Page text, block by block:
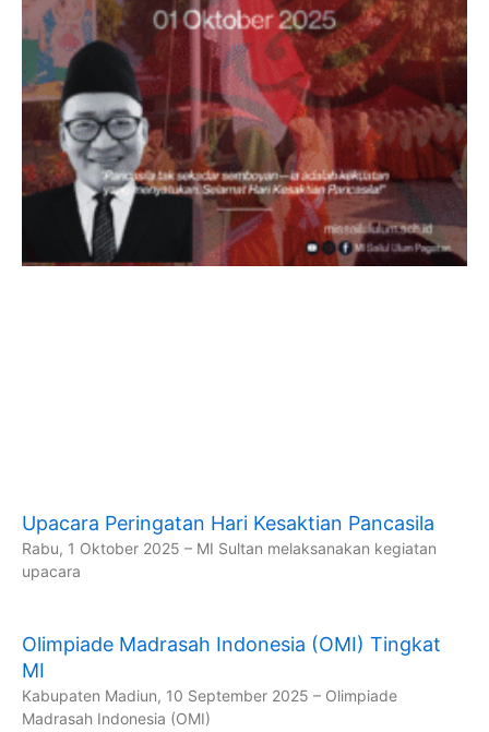
Upacara Peringatan Hari Kesaktian Pancasila
Rabu, 1 Oktober 2025 – MI Sultan melaksanakan kegiatan
upacara
Olimpiade Madrasah Indonesia (OMI) Tingkat
MI
Kabupaten Madiun, 10 September 2025 – Olimpiade
Madrasah Indonesia (OMI)